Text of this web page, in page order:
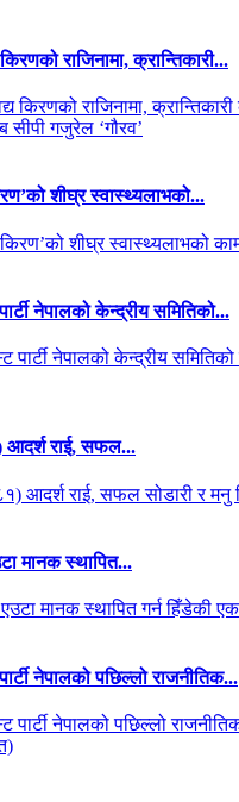
राजिनामा, क्रान्तिकारी...
शीघ्र स्वास्थ्यलाभको...
नेपालको केन्द्रीय समितिको...
आदर्श राई, सफल...
मानक स्थापित...
नेपालको पछिल्लो राजनीतिक...